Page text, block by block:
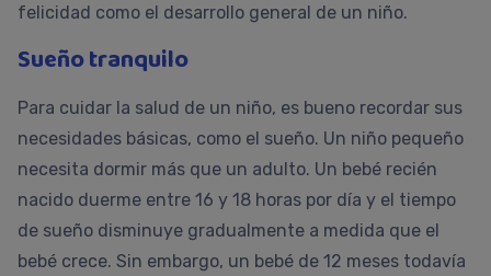
felicidad como el desarrollo general de un niño.
Sueño tranquilo
Para cuidar la salud de un niño, es bueno recordar sus
necesidades básicas, como el sueño. Un niño pequeño
necesita dormir más que un adulto. Un bebé recién
nacido duerme entre 16 y 18 horas por día y el tiempo
de sueño disminuye gradualmente a medida que el
bebé crece. Sin embargo, un bebé de 12 meses todavía